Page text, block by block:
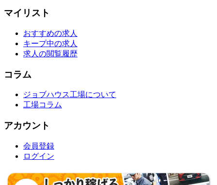
マイリスト
おすすめの求人
キープ中の求人
求人の閲覧履歴
コラム
ジョブハウス工場について
工場コラム
アカウント
会員登録
ログイン